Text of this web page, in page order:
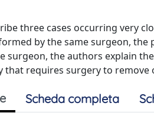
three cases occurring very
by the same surgeon,
surgeon, the authors explain
that requires surgery to remove
Scheda completa